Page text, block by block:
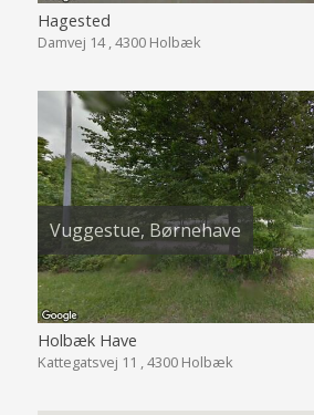
Hagested
Damvej 14 , 4300 Holbæk
Vuggestue, Børnehave
Holbæk Have
Kattegatsvej 11 , 4300 Holbæk